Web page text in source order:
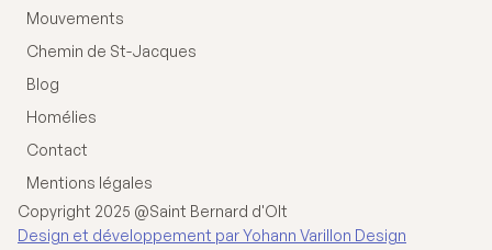
Mouvements
Chemin de St-Jacques
Blog
Homélies
Contact
Mentions légales
Copyright 2025 @Saint Bernard d'Olt
Design et développement par Yohann Varillon Design